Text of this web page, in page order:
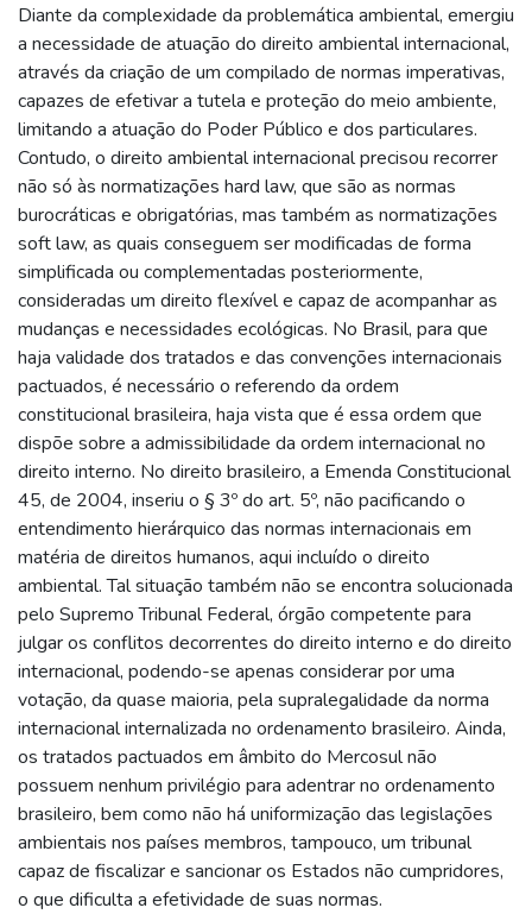
Diante da complexidade da problemática ambiental, emergiu
a necessidade de atuação do direito ambiental internacional,
através da criação de um compilado de normas imperativas,
capazes de efetivar a tutela e proteção do meio ambiente,
limitando a atuação do Poder Público e dos particulares.
Contudo, o direito ambiental internacional precisou recorrer
não só às normatizações hard law, que são as normas
burocráticas e obrigatórias, mas também as normatizações
soft law, as quais conseguem ser modificadas de forma
simplificada ou complementadas posteriormente,
consideradas um direito flexível e capaz de acompanhar as
mudanças e necessidades ecológicas. No Brasil, para que
haja validade dos tratados e das convenções internacionais
pactuados, é necessário o referendo da ordem
constitucional brasileira, haja vista que é essa ordem que
dispõe sobre a admissibilidade da ordem internacional no
direito interno. No direito brasileiro, a Emenda Constitucional
45, de 2004, inseriu o § 3º do art. 5º, não pacificando o
entendimento hierárquico das normas internacionais em
matéria de direitos humanos, aqui incluído o direito
ambiental. Tal situação também não se encontra solucionada
pelo Supremo Tribunal Federal, órgão competente para
julgar os conflitos decorrentes do direito interno e do direito
internacional, podendo-se apenas considerar por uma
votação, da quase maioria, pela supralegalidade da norma
internacional internalizada no ordenamento brasileiro. Ainda,
os tratados pactuados em âmbito do Mercosul não
possuem nenhum privilégio para adentrar no ordenamento
brasileiro, bem como não há uniformização das legislações
ambientais nos países membros, tampouco, um tribunal
capaz de fiscalizar e sancionar os Estados não cumpridores,
o que dificulta a efetividade de suas normas.